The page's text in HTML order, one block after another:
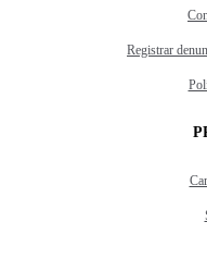
Registrar